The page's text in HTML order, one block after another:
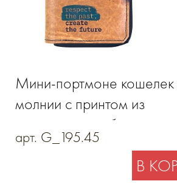
Мини-портмоне кошелек
молнии с принтом из
синтетической бумаги
арт. G_195.45
В